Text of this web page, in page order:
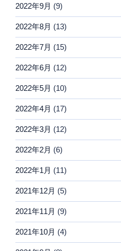
2022年9月 (9)
2022年8月 (13)
2022年7月 (15)
2022年6月 (12)
2022年5月 (10)
2022年4月 (17)
2022年3月 (12)
2022年2月 (6)
2022年1月 (11)
2021年12月 (5)
2021年11月 (9)
2021年10月 (4)